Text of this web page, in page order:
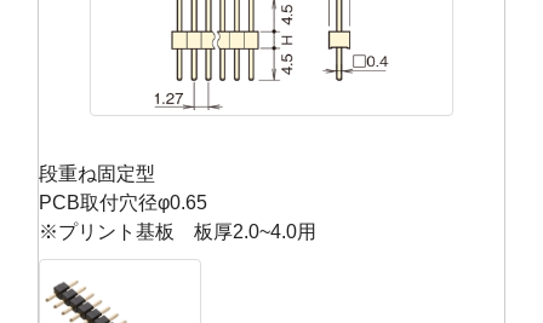
段重ね固定型
PCB取付穴径φ0.65
※プリント基板 板厚2.0~4.0用